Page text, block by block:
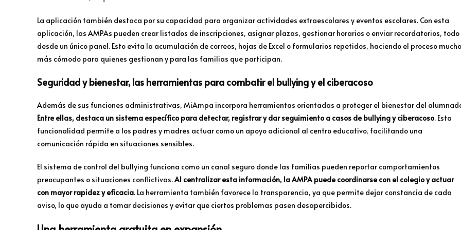
La aplicación también destaca por su capacidad para organizar actividades extraescolares y eventos escolares. Con esta
aplicación, las AMPAs pueden crear listados de inscripciones, asignar plazas, gestionar horarios o enviar recordatorios, todo
desde un único panel. Esto evita la acumulación de correos, hojas de Excel o formularios repetidos, haciendo el proceso mucho
más cómodo para quienes gestionan y para las familias que participan.
Seguridad y bienestar, las herramientas para combatir el bullying y el ciberacoso
Además de sus funciones administrativas, MiAmpa incorpora herramientas orientadas a proteger el bienestar del
Entre ellas, destaca un sistema específico para detectar, registrar y dar seguimiento a casos de bullying y ciberacoso. Esta
funcionalidad permite a los padres y madres actuar como un apoyo adicional al centro educativo, facilitando una
comunicación rápida en situaciones sensibles.
El sistema de control del bullying funciona como un canal seguro donde las familias pueden reportar comportamientos
preocupantes o situaciones conflictivas.Al centralizar esta información, la AMPA puede coordinarse con el colegio y actuar
con mayor rapidez y eficacia. La herramienta también favorece la transparencia, ya que permite dejar constancia de cada
aviso, lo que ayuda a tomar decisiones y evitar que ciertos problemas pasen desapercibidos.